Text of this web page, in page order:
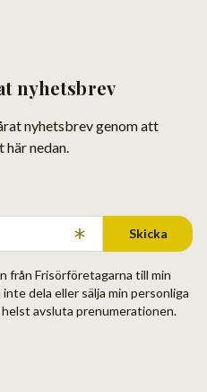
nyhetsbrev
nyhetsbrev genom att
här nedan.
Skicka
från Frisörföretagarna till min
dela eller sälja min personliga
avsluta prenumerationen.